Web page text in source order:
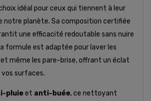
idéal pour ceux qui tiennent à leur
notre planète. Sa composition certifiée
une efficacité redoutable sans nuire
formule est adaptée pour laver les
même les pare-brise, offrant un éclat
surfaces.
pluieet anti-buée, ce nettoyant